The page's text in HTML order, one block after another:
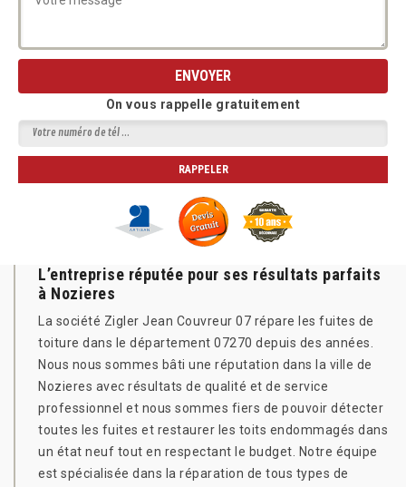
On vous rappelle gratuitement
L’entreprise réputée pour ses résultats parfaits
à Nozieres
La société Zigler Jean Couvreur 07 répare les fuites de
toiture dans le département 07270 depuis des années.
Nous nous sommes bâti une réputation dans la ville de
Nozieres avec résultats de qualité et de service
professionnel et nous sommes fiers de pouvoir détecter
toutes les fuites et restaurer les toits endommagés dans
un état neuf tout en respectant le budget. Notre équipe
est spécialisée dans la réparation de tous types de